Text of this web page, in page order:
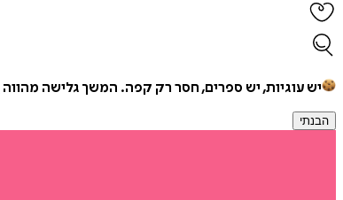
יש עוגיות, יש ספרים, חסר רק קפה. המשך גלישה מהווה
הבנתי